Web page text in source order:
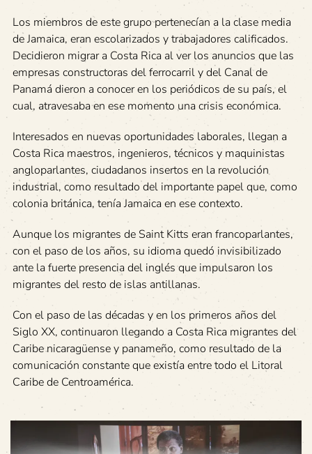
Los miembros de este grupo pertenecían a la clase media
de Jamaica, eran escolarizados y trabajadores calificados.
Decidieron migrar a Costa Rica al ver los anuncios que las
empresas constructoras del ferrocarril y del Canal de
Panamá dieron a conocer en los periódicos de su país, el
cual, atravesaba en ese momento una crisis económica.
Interesados en nuevas oportunidades laborales, llegan a
Costa Rica maestros, ingenieros, técnicos y maquinistas
angloparlantes, ciudadanos insertos en la revolución
industrial, como resultado del importante papel que, como
colonia británica, tenía Jamaica en ese contexto.
Aunque los migrantes de Saint Kitts eran francoparlantes,
con el paso de los años, su idioma quedó invisibilizado
ante la fuerte presencia del inglés que impulsaron los
migrantes del resto de islas antillanas.
Con el paso de las décadas y en los primeros años del
Siglo XX, continuaron llegando a Costa Rica migrantes del
Caribe nicaragüense y panameño, como resultado de la
comunicación constante que existía entre todo el Litoral
Caribe de Centroamérica.